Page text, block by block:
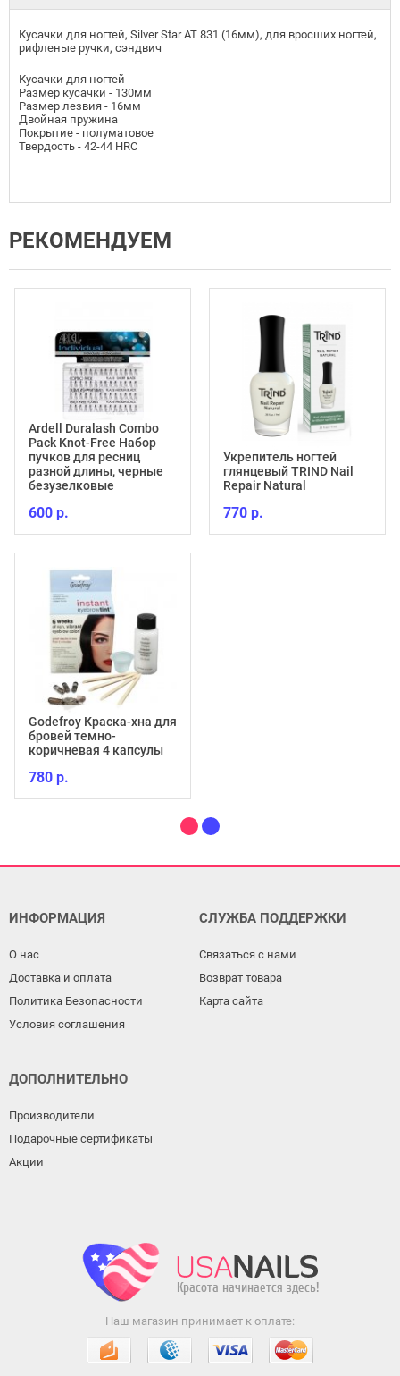
Кусачки для ногтей, Silver Star АТ 831 (16мм), для вросших ногтей,
рифленые ручки, сэндвич
Кусачки для ногтей
Размер кусачки - 130мм
Размер лезвия - 16мм
Двойная пружина
Покрытие - полуматовое
Твердость - 42-44 HRC
РЕКОМЕНДУЕМ
Ardell Duralash Combo
Pack Knot-Free Набор
пучков для ресниц
разной длины, черные
безузелковые
600 р.
Godefroy Краска-хна для
бровей темно-
коричневая 4 капсулы
780 р.
Укрепитель ногтей
глянцевый TRIND Nail
Repair Natural
770 р.
ИНФОРМАЦИЯ
О нас
Доставка и оплата
Политика Безопасности
Условия соглашения
СЛУЖБА ПОДДЕРЖКИ
Связаться с нами
Возврат товара
Карта сайта
ДОПОЛНИТЕЛЬНО
Производители
Подарочные сертификаты
Акции
Наш магазин принимает к оплате: